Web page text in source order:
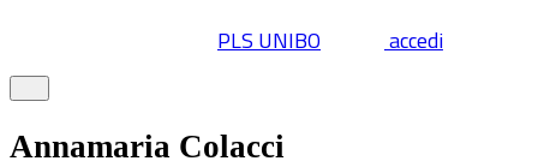
PLS UNIBO accedi
Annamaria Colacci